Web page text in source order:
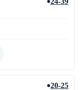
●20-25